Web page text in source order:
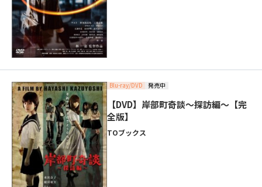
Blu-ray/DVD 発売中
【DVD】岸部町奇談～探訪編～【完
全版】
TOブックス